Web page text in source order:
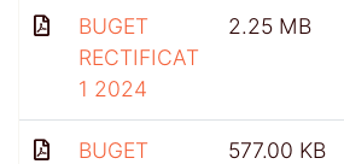
BUGET
RECTIFICAT
1 2024
2.25 MB
BUGET
577.00 KB